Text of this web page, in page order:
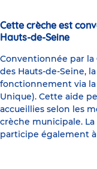
Cette crèche est
Hauts-de-Seine
Conventionnée par la
des Hauts-de-Seine,
fonctionnement via la
Unique). Cette aide
accueillies selon les
crèche municipale. La
participe également